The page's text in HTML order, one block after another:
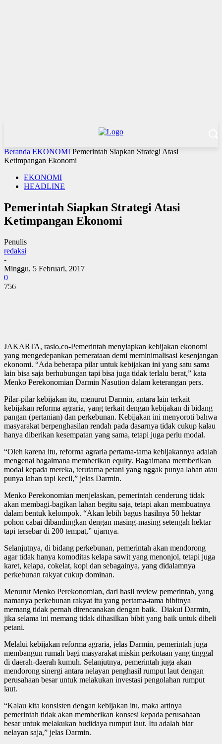
Beranda EKONOMI Pemerintah Siapkan Strategi Atasi
Ketimpangan Ekonomi
EKONOMI
HEADLINE
Pemerintah Siapkan Strategi Atasi
Ketimpangan Ekonomi
Penulis
redaksi
-
Minggu, 5 Februari, 2017
0
756
JAKARTA, rasio.co-Pemerintah menyiapkan kebijakan ekonomi
yang mengedepankan pemerataan demi meminimalisasi kesenjangan
ekonomi. “Ada beberapa pilar untuk kebijakan ini yang satu sama
lain bisa saja berhubungan tapi bisa juga tidak terlalu berat,” kata
Menko Perekonomian Darmin Nasution dalam keterangan pers.
Pilar-pilar kebijakan itu, menurut Darmin, antara lain terkait
kebijakan reforma agraria, yang terkait dengan kebijakan di bidang
pangan (pertanian) dan perkebunan. Kebijakan ini menyoroti bahwa
masyarakat berpenghasilan rendah pada dasarnya tidak cukup kalau
hanya diberikan kesempatan yang sama, tetapi juga perlu modal.
“Oleh karena itu, reforma agraria pertama-tama kebijakannya adalah
mengenai bagaimana memberikan equity. Bagaimana memberikan
modal kepada mereka, terutama petani yang nggak punya lahan atau
punya lahan tapi kecil,” jelas Darmin.
Menko Perekonomian menjelaskan, pemerintah cenderung tidak
akan membagi-bagikan lahan begitu saja, tetapi akan membuatnya
dalam bentuk kelompok. “Akan lebih bagus hasilnya 50 hektar
pohon cabai dibandingkan dengan masing-masing setengah hektar
tapi tersebar di 200 tempat,” ujarnya.
Selanjutnya, di bidang perkebunan, pemerintah akan mendorong
agar tidak hanya komoditas kelapa sawit yang menonjol, tetapi juga
karet, kelapa, cokelat, kopi dan sebagainya, yang didalamnya
perkebunan rakyat cukup dominan.
Menurut Menko Perekonomian, dari hasil review pemerintah, yang
namanya perkebunan rakyat itu yang pertama-tama bibitnya
memang tidak pernah direncanakan dengan baik. Diakui Darmin,
jika selama ini memang tidak dihasilkan bibit yang baik untuk dibeli
petani.
Melalui kebijakan reforma agraria, jelas Darmin, pemerintah juga
membangun rumah bagi masyarakat miskin perkotaan yang tinggal
di daerah-daerah kumuh. Selanjutnya, pemerintah juga akan
mendorong sinergi antara nelayan penghasil rumput laut dengan
perusahaan besar untuk melakukan investasi pengolahan rumput
laut.
“Kalau kita konsisten dengan kebijakan itu, maka artinya
pemerintah tidak akan memberikan konsesi kepada perusahaan
besar untuk melakukan budidaya rumput laut. Itu adalah biar
nelayan saja,” jelas Darmin.